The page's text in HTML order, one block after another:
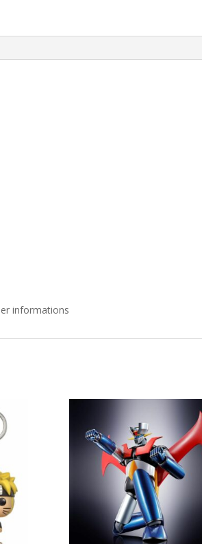
informations